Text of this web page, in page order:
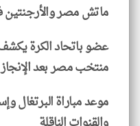
ماتش مصر والأرجنتين في
عضو باتحاد الكرة
منتخب مصر بعد